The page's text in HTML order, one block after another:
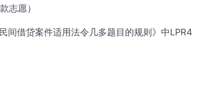
志愿）
间借贷案件适用法令几多题目的规则》中LPR4